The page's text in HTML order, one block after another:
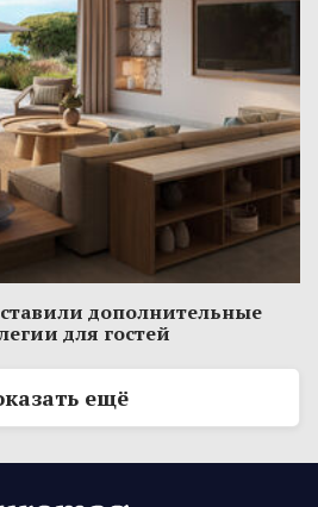
дополнительные
для гостей
ещё